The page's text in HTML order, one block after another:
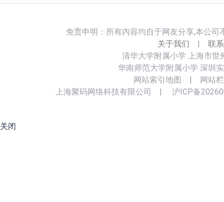
免责申明：所有内容均自于网友分享,本公
关于我们
联
清华大学附属小学 上海市世
华南师范大学附属小学 深圳
网站索引地图
网站
上海聚码网络科技有限公司
沪ICP备
关闭